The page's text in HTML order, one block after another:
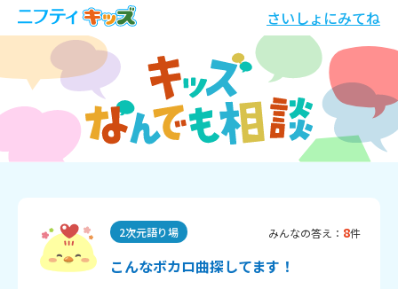
さいしょにみてね
2次元語り場 みんなの答え： 8件
こんなボカロ曲探してます！